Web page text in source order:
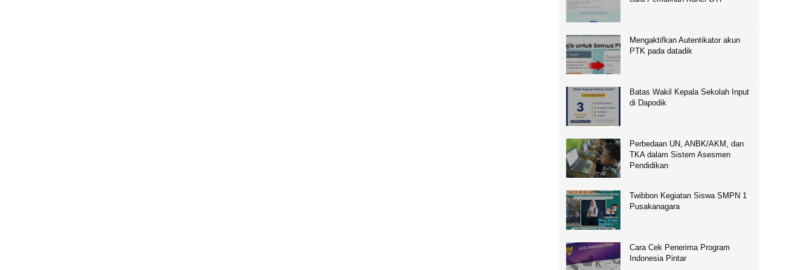
Mengaktifkan Autentikator akun
PTK pada datadik
Batas Wakil Kepala Sekolah Input
di Dapodik
Perbedaan UN, ANBK/AKM, dan
TKA dalam Sistem Asesmen
Pendidikan
Twibbon Kegiatan Siswa SMPN 1
Pusakanagara
Cara Cek Penerima Program
Indonesia Pintar